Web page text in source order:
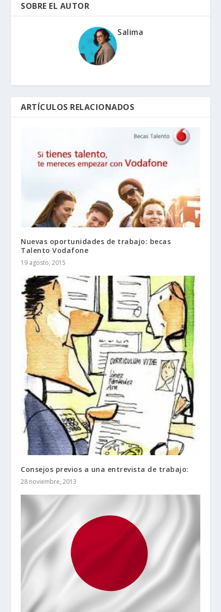
SOBRE EL AUTOR
Salima
ARTÍCULOS RELACIONADOS
Nuevas oportunidades de trabajo: becas
Talento Vodafone
19 agosto, 2015
Consejos previos a una entrevista de trabajo:
28 noviembre, 2013